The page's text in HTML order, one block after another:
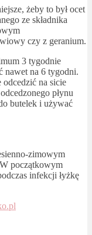
żeby to był ocet
ze składnika
czy z geranium.
3 tygodnie
nawet na 6 tygodni.
odcedzić na sicie
płynu
butelek i używać
zimowym
początkowym
infekcji łyżkę